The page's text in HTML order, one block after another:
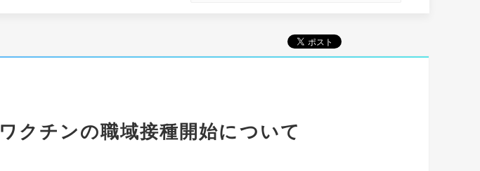
クチンの職域接種開始について